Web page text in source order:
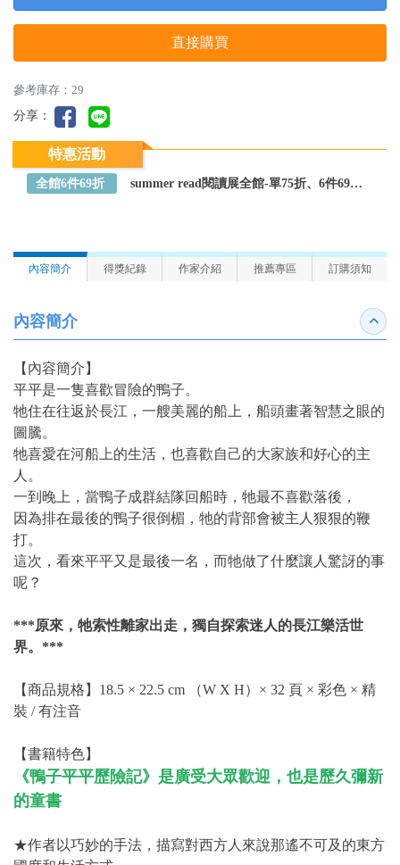
直接購買
參考庫存：29
分享：
特惠活動
全館6件69折 summer read閱讀展全館-單75折、6件69折～全館任選
內容簡介 得獎紀錄 作家介紹 推薦專區 訂購須知
內容簡介 收合
【內容簡介】
平平是一隻喜歡冒險的鴨子。
牠住在往返於長江，一艘美麗的船上，船頭畫著智慧之眼的
圖騰。
牠喜愛在河船上的生活，也喜歡自己的大家族和好心的主
人。
一到晚上，當鴨子成群結隊回船時，牠最不喜歡落後，
因為排在最後的鴨子很倒楣，牠的背部會被主人狠狠的鞭
打。
這次，看來平平又是最後一名，而牠做了什麼讓人驚訝的事
呢？
***原來，牠索性離家出走，獨自探索迷人的長江樂活世
界。***
【商品規格】18.5 × 22.5 cm （W X H）× 32 頁 × 彩色 × 精
裝 / 有注音
【書籍特色】
《鴨子平平歷險記》是廣受大眾歡迎，也是歷久彌新
的童書
★作者以巧妙的手法，描寫對西方人來說那遙不可及的東方